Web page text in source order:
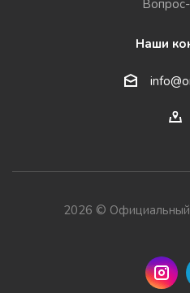
Наши
2026 ©